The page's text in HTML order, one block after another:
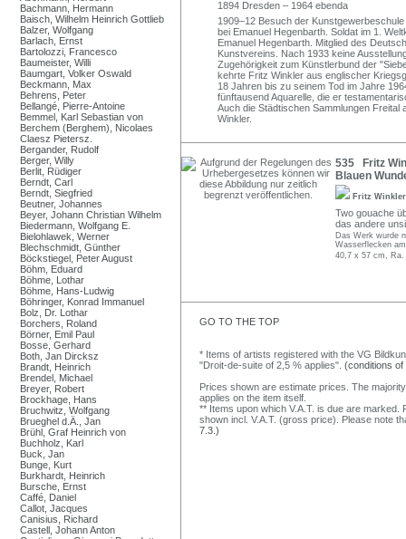
Bachmann, Hermann
Baisch, Wilhelm Heinrich Gottlieb
Balzer, Wolfgang
Barlach, Ernst
Bartolozzi, Francesco
Baumeister, Willi
Baumgart, Volker Oswald
Beckmann, Max
Behrens, Peter
Bellangé, Pierre-Antoine
Bemmel, Karl Sebastian von
Berchem (Berghem), Nicolaes
Claesz Pietersz.
Bergander, Rudolf
Berger, Willy
Berlit, Rüdiger
Berndt, Carl
Berndt, Siegfried
Beutner, Johannes
Beyer, Johann Christian Wilhelm
Biedermann, Wolfgang E.
Bielohlawek, Werner
Blechschmidt, Günther
Böckstiegel, Peter August
Böhm, Eduard
Böhme, Lothar
Böhme, Hans-Ludwig
Böhringer, Konrad Immanuel
Bolz, Dr. Lothar
Borchers, Roland
Börner, Emil Paul
Bosse, Gerhard
Both, Jan Dircksz
Brandt, Heinrich
Brendel, Michael
Breyer, Robert
Brockhage, Hans
Bruchwitz, Wolfgang
Brueghel d.Ä., Jan
Brühl, Graf Heinrich von
Buchholz, Karl
Buck, Jan
Bunge, Kurt
Burkhardt, Heinrich
Bursche, Ernst
Caffé, Daniel
Callot, Jacques
Canisius, Richard
Castell, Johann Anton
1894 Dresden – 1964 ebenda
1909–12 Besuch der
bei Emanuel Hegenbarth. Soldat im 1.
Emanuel Hegenbarth. Mitglied des
Kunstvereins. Nach 1933 keine
Zugehörigkeit zum Künstlerbund der
kehrte Fritz Winkler aus englischer
18 Jahren bis zu seinem Tod im Jahre
fünftausend Aquarelle, die er
Auch die Städtischen Sammlungen
Winkler.
535 Fritz
Blauen
Fritz
Two gouache
das andere
Das Werk wurde
Wasserflecken
40,7 x 57 cm,
GO TO THE TOP
* Items of artists registered with the VG
"Droit-de-suite of 2,5 % applies". (conditions of
Prices shown are estimate prices. The
applies on the item itself.
** Items upon which V.A.T. is due are
shown incl. V.A.T. (gross price). Please note
7.3.)